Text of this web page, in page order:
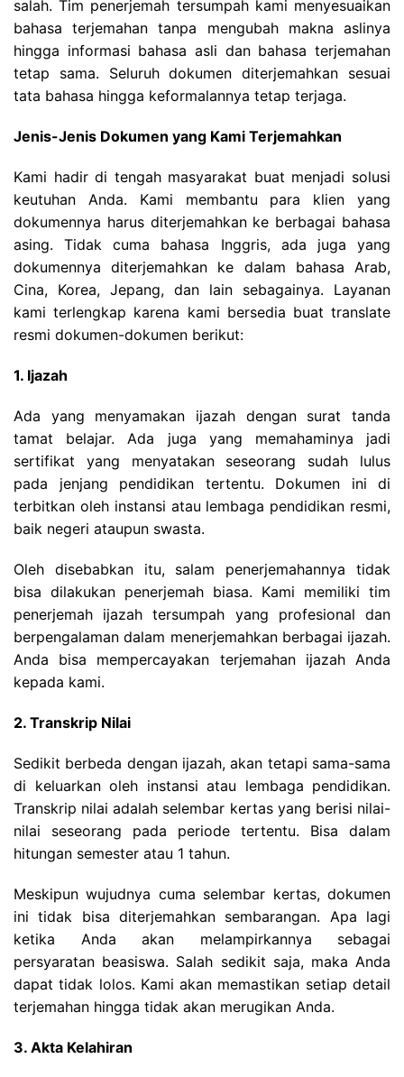
salah. Tim penerjemah tersumpah kami menyesuaikan
bahasa terjemahan tanpa mengubah makna aslinya
hingga informasi bahasa asli dan bahasa terjemahan
tetap sama. Seluruh dokumen diterjemahkan sesuai
tata bahasa hingga keformalannya tetap terjaga.
Jenis-Jenis Dokumen yang Kami Terjemahkan
Kami hadir di tengah masyarakat buat menjadi solusi
keutuhan Anda. Kami membantu para klien yang
dokumennya harus diterjemahkan ke berbagai bahasa
asing. Tidak cuma bahasa Inggris, ada juga yang
dokumennya diterjemahkan ke dalam bahasa Arab,
Cina, Korea, Jepang, dan lain sebagainya. Layanan
kami terlengkap karena kami bersedia buat translate
resmi dokumen-dokumen berikut:
1. Ijazah
Ada yang menyamakan ijazah dengan surat tanda
tamat belajar. Ada juga yang memahaminya jadi
sertifikat yang menyatakan seseorang sudah lulus
pada jenjang pendidikan tertentu. Dokumen ini di
terbitkan oleh instansi atau lembaga pendidikan resmi,
baik negeri ataupun swasta.
Oleh disebabkan itu, salam penerjemahannya tidak
bisa dilakukan penerjemah biasa. Kami memiliki tim
penerjemah ijazah tersumpah yang profesional dan
berpengalaman dalam menerjemahkan berbagai ijazah.
Anda bisa mempercayakan terjemahan ijazah Anda
kepada kami.
2. Transkrip Nilai
Sedikit berbeda dengan ijazah, akan tetapi sama-sama
di keluarkan oleh instansi atau lembaga pendidikan.
Transkrip nilai adalah selembar kertas yang berisi nilai-
nilai seseorang pada periode tertentu. Bisa dalam
hitungan semester atau 1 tahun.
Meskipun wujudnya cuma selembar kertas, dokumen
ini tidak bisa diterjemahkan sembarangan. Apa lagi
ketika Anda akan melampirkannya sebagai
persyaratan beasiswa. Salah sedikit saja, maka Anda
dapat tidak lolos. Kami akan memastikan setiap detail
terjemahan hingga tidak akan merugikan Anda.
3. Akta Kelahiran